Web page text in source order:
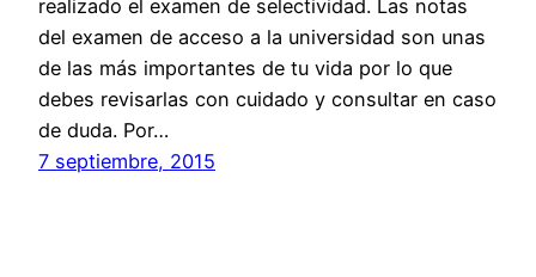
realizado el examen de selectividad. Las notas
del examen de acceso a la universidad son unas
de las más importantes de tu vida por lo que
debes revisarlas con cuidado y consultar en caso
de duda. Por…
7 septiembre, 2015